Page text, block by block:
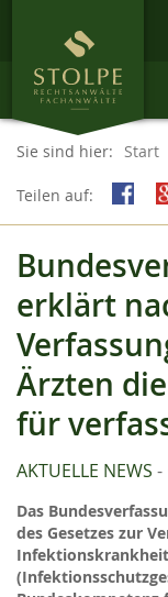
Sie sind hier:
Start
Teilen auf:
erklärt
Ärzten
für
AKTUELLE NEWS
Das
des Gesetzes zur